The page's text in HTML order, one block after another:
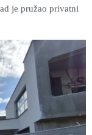
je pružao privatni